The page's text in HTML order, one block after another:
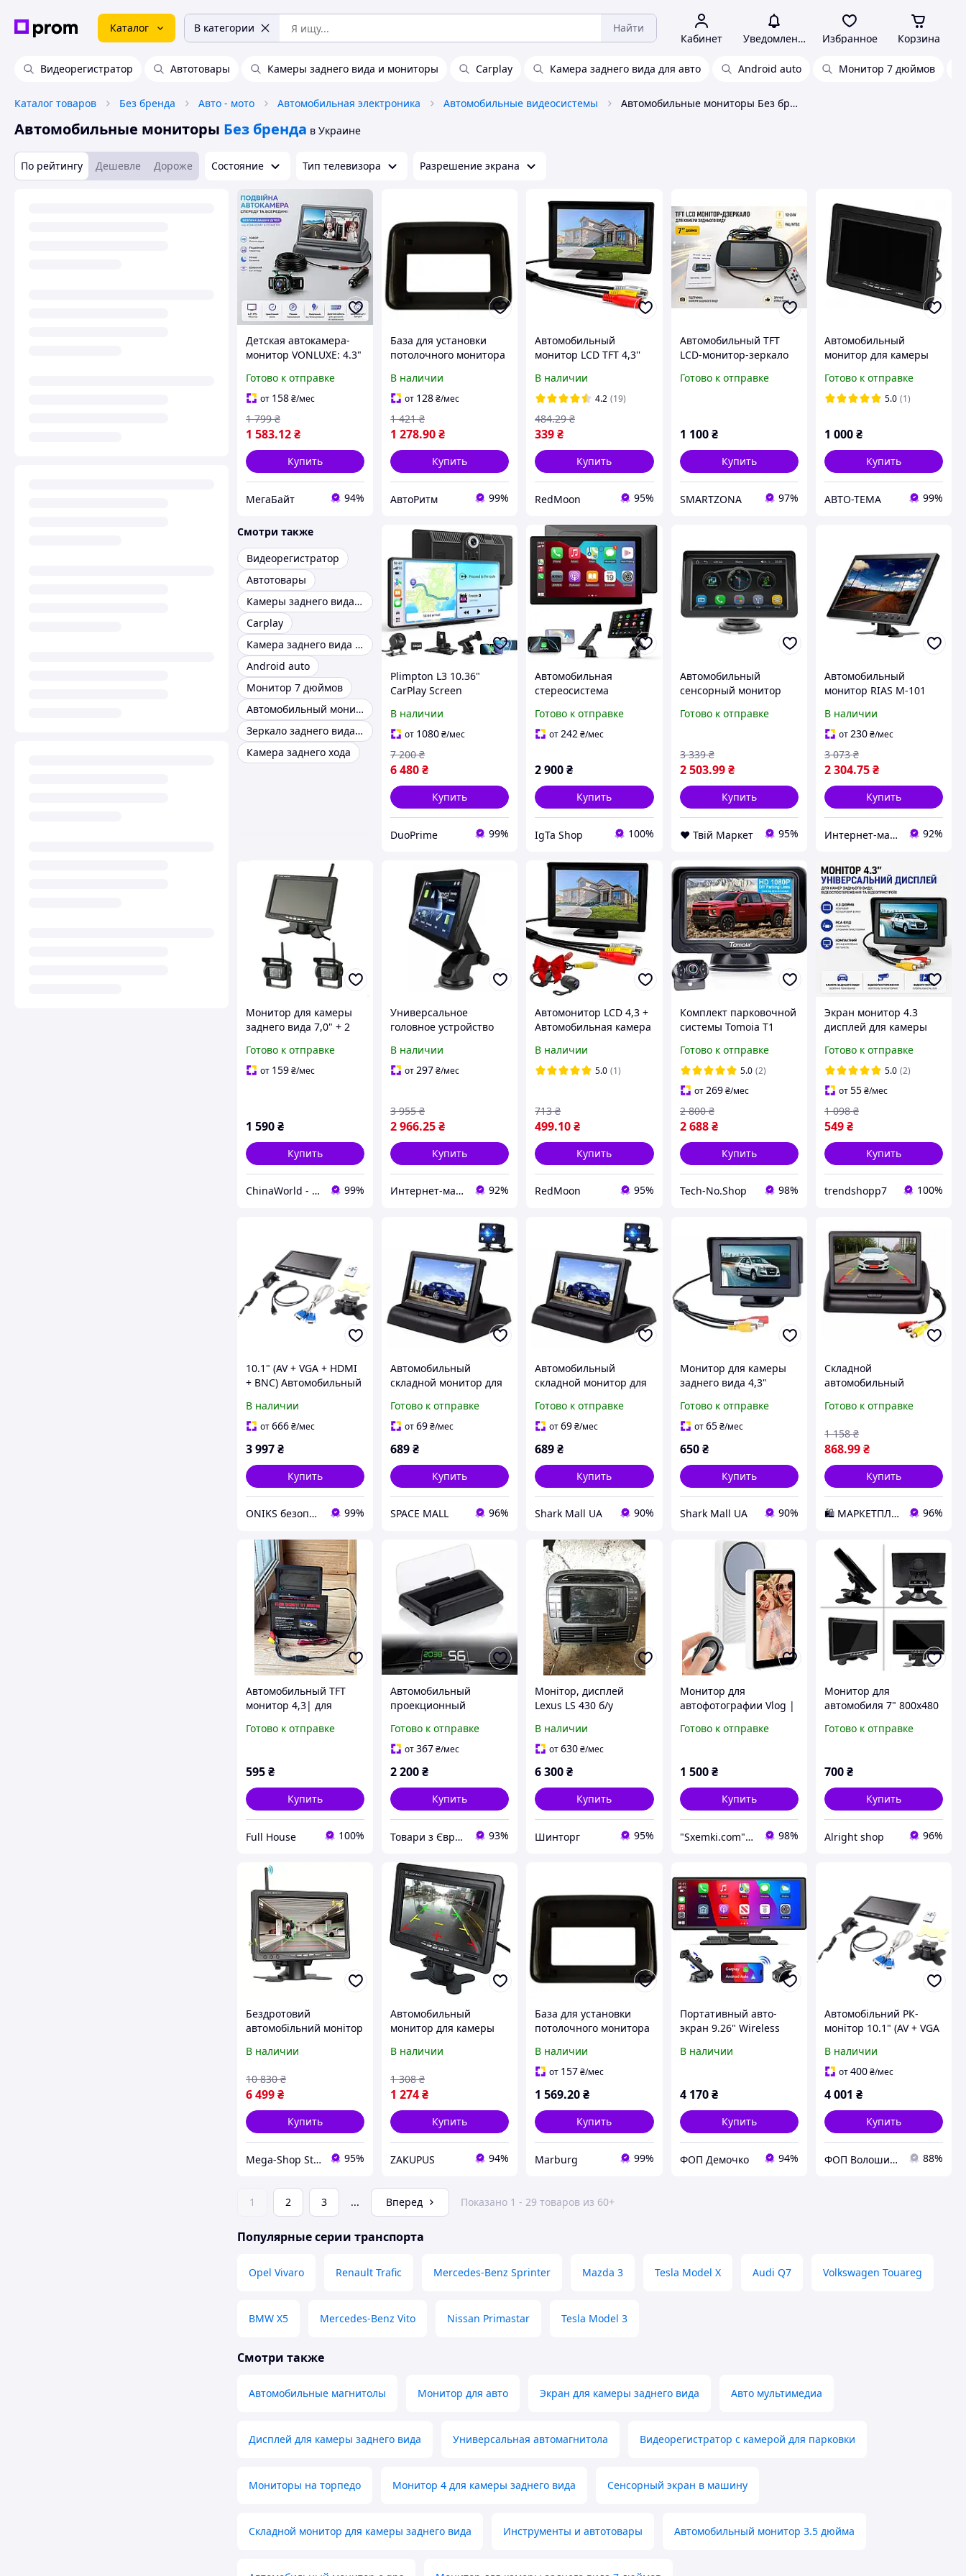
Каталог В категории Найти
Кабинет Уведомления Избранное Корзина
Видеорегистратор Автотовары Камеры заднего вида и мониторы Carplay Камера заднего вида для авто Android auto Монитор 7 дюймов
Каталог товаров Без бренда Авто - мото Автомобильная электроника Автомобильные видеосистемы Автомобильные мониторы Без бренда
Автомобильные мониторы Без бренда в Украине
По рейтингу Дешевле Дороже Состояние Тип телевизора Разрешение экрана
Детская автокамера-
монитор VONLUXE: 4.3"
видение HD, обзор
160°, Магнитное
крепление, Питание
12V (Black)
Готово к отправке
от 158₴/мес
1 583.12₴
1 799 ₴
Купить
МегаБайт 94%
База для установки
потолочного монитора
В наличии
от 128₴/мес
1 278.90₴
1 421 ₴
Купить
АвтоРитм 99%
Автомобильный
монитор LCD TFT 4,3''
Дисплей в авто /
Монитор камеры
заднего вида
В наличии
4.2 (19)
339₴
484.29 ₴
Купить
RedMoon 95%
Автомобильный TFT
LCD-монитор-зеркало
вида 12 24 В PAL/NTSC
Готово к отправке
1 100 ₴
Купить
SMARTZONA 97%
Автомобильный
монитор для камеры
вида TFT 7"
Готово к отправке
5.0 (1)
1 000₴
Купить
АВТО-ТЕМА 99%
Смотри также
Видеорегистратор
Автотовары
Камеры заднего вида и мониторы
Carplay
Камера заднего вида для авто
Android auto
Монитор 7 дюймов
Автомобильный монитор 5 дюймов
Зеркало заднего вида с монитором
Камера заднего хода
Plimpton L3 10.36"
CarPlay Screen
автомобильный
монитор с
беспроводным Apple
CarPlay, Android Auto
В наличии
от 1080₴/мес
6 480₴
7 200 ₴
Купить
DuoPrime 99%
Автомобильная
стереосистема
CarPlay/Android Auto,
беспроводной экран с
управлением, BT, Wi-Fi,
USB, AUX
Готово к отправке
от242₴/мес
2 900₴
Купить
IgTa Shop 100%
Автомобильный
сенсорный монитор
Apple CarPlay и Android
Готово к отправке
2 503.99 ₴
3 339 ₴
Купить
❤️ Твій Маркет 95%
Автомобильный
монитор RIAS M-101
камер с пультом ДУ
Black (3_05669)
В наличии
от230₴/мес
2 304.75₴
3 073 ₴
Купить
Интернет-магазин SmartWhale 92%
Монитор для камеры
заднего вида 7,0" + 2
Готово к отправке
от 159₴/мес
1 590₴
Купить
ChinaWorld - товары высокого качества! 99%
Универсальное
головное устройство
сенсорный экран Apple
CarPlay и Android Auto
В наличии
от297₴/мес
2 966.25₴
3 955 ₴
Купить
Интернет-магазин SmartWhale 92%
Автомонитор LCD 4,3 +
Автомобильная камера
Монитор для двух
камеры
В наличии
5.0 (1)
499.10₴
713 ₴
Купить
RedMoon 95%
Комплект парковочной
системы Tomoia T1
монитором HD 1080P
для удобного и
безопасного
Готово к отправке
5.0 (2)
от 269 ₴/мес
2 688 ₴
2 800 ₴
Купить
Tech-No.Shop 98%
Экран монитор 4.3
дисплей для камеры
видеонаблюдения
видеоплееров и
видеокамер
Готово к отправке
5.0 (2)
от55₴/мес
549₴
1 098 ₴
Купить
trendshopp7 100%
10.1" (AV + VGA + HDMI
+ BNC) Автомобильный
В наличии
от666₴/мес
3 997₴
Купить
ONIKS безопасность и комфорт 99%
Автомобильный
складной монитор для
диагональ 4,3"
Готово к отправке
от69₴/мес
689₴
Купить
SPACE MALL 96%
Автомобильный
складной монитор для
диагональ 4,3"
Готово к отправке
от69₴/мес
689₴
Купить
Shark Mall UA 90%
Монитор для камеры
заднего вида 4,3"
Готово к отправке
от65 ₴/мес
650 ₴
Купить
Shark Mall UA 90%
Складной
автомобильный
4,3'' (2_006558)
Готово к отправке
868.99₴
1 158 ₴
Купить
🛍️ МАРКЕТПЛЕЙС DMD 96%
Автомобильный TFT
монитор 4,3| для
AV входа, 12В, сложная
Готово к отправке
595₴
Купить
Full House 100%
Автомобильный
проекционный
цифровой спидометр
GPS + проектор на
авто фуры
Готово к отправке
от367₴/мес
2 200₴
Купить
Товари з Європи 93%
Монітор, дисплей
Lexus LS 430 б/у
В наличии
от630₴/мес
6 300₴
Купить
Шинторг 95%
Монитор для
автофотографии Vlog |
беспроводной записью
Готово к отправке
1 500 ₴
Купить
"Sxemki.com": Электроника, схемы, модули! 98%
Монитор для
автомобиля 7" 800x480
видео, автоматическим
Готово к отправке
700₴
Купить
Alright shop 96%
Бездротовий
автомобільний монітор
бачення 1080P
В наличии
6 499₴
10 830 ₴
Купить
Mega-Shop Store 95%
Автомобильный
монитор для камеры
канальный черный
В наличии
1 274₴
1 308 ₴
Купить
ZAKUPUS 94%
База для установки
потолочного монитора
В наличии
от 157₴/мес
1 569.20₴
Купить
Marburg 99%
Портативный авто-
экран 9.26" Wireless
камерой заднего вида
В наличии
4 170 ₴
Купить
ФОП Демочко 94%
Автомобільний РК-
монітор 10.1" (AV + VGA
В наличии
от400₴/мес
4 001 ₴
Купить
ФОП Волошин Дмитро Олексійович 88%
1 2 3 ... Вперед Показано 1 - 29 товаров из 60+
Популярные серии транспорта
Opel Vivaro Renault Trafic Mercedes-Benz Sprinter Mazda 3 Tesla Model X Audi Q7 Volkswagen Touareg
BMW X5 Mercedes-Benz Vito Nissan Primastar Tesla Model 3
Смотри также
Автомобильные магнитолы Монитор для авто Экран для камеры заднего вида Авто мультимедиа
Дисплей для камеры заднего вида Универсальная автомагнитола Видеорегистратор с камерой для парковки
Мониторы на торпедо Монитор 4 для камеры заднего вида Сенсорный экран в машину
Складной монитор для камеры заднего вида Инструменты и автотовары Автомобильный монитор 3.5 дюйма